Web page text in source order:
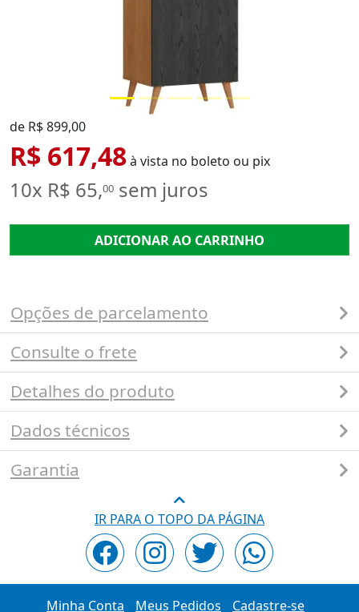
de R$ 899,00
R$ 617,48à vista no boleto ou pix
10x R$ 65,00 sem juros
ADICIONAR AO CARRINHO
Opções de parcelamento
Consulte o frete
Detalhes do produto
Dados técnicos
Garantia
IR PARA O TOPO DA PÁGINA
Minha Conta Meus Pedidos Cadastre-se